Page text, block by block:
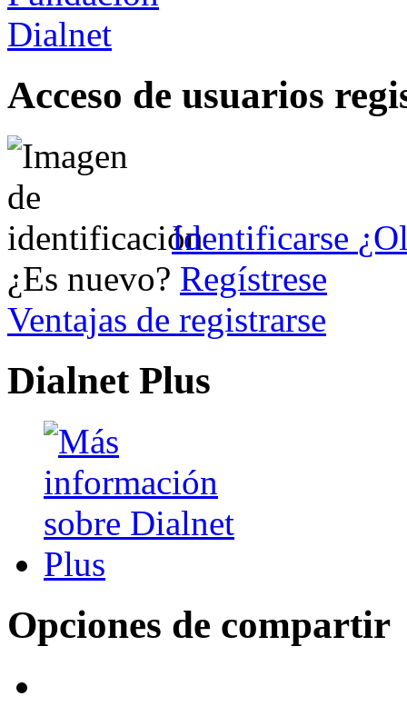
Acceso de usuarios
Identificarse
¿Es nuevo? Regístrese
Ventajas de registrarse
Dialnet Plus
Opciones de compartir